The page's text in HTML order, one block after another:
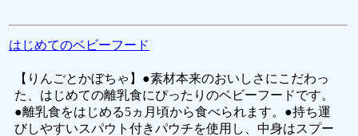
はじめてのベビーフード
【りんごとかぼちゃ】●素材本来のおいしさにこだわっ
た、はじめての離乳食にぴったりのベビーフードです。
●離乳食をはじめる5ヵ月頃から食べられます。●持ち運
びしやすいスパウト付きパウチを使用し、中身はスプー